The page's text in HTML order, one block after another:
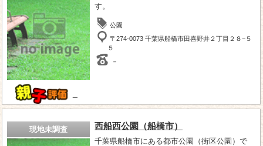
－
す。
公園
〒274-0073 千葉県船橋市田喜野井２丁目２８−５
５
－
現地未調査 西船西公園（船橋市）
千葉県船橋市にある都市公園（街区公園）で